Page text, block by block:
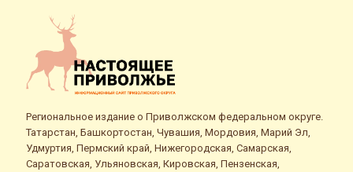
Региональное издание о Приволжском федеральном округе.
Татарстан, Башкортостан, Чувашия, Мордовия, Марий Эл,
Удмуртия, Пермский край, Нижегородская, Самарская,
Саратовская, Ульяновская, Кировская, Пензенская,